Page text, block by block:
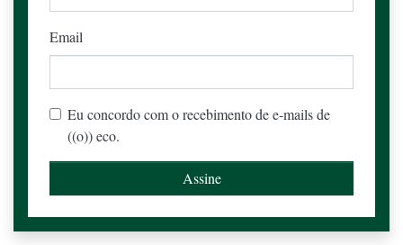
Email
Eu concordo com o recebimento de e-mails de
((o)) eco.